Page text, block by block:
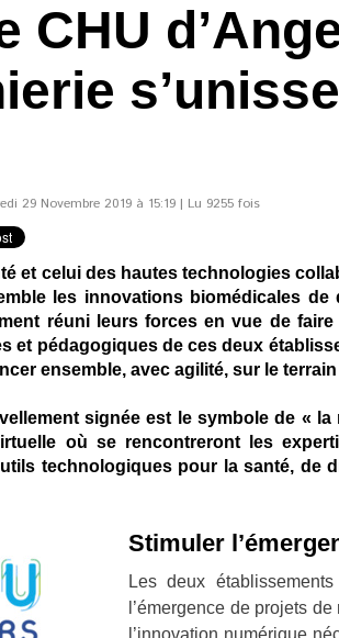
CHU
29 Novembre 2019 à 15:19 | Lu 9255 fois
et celui des hautes technologies
les innovations biomédicales de
réuni leurs forces en vue de
et pédagogiques de ces deux
ensemble, avec agilité, sur le
signée est le symbole de «
où se rencontreront les
technologiques pour la santé,
Stimuler
Les deux
l’émergence de projets
l’innovation numérique